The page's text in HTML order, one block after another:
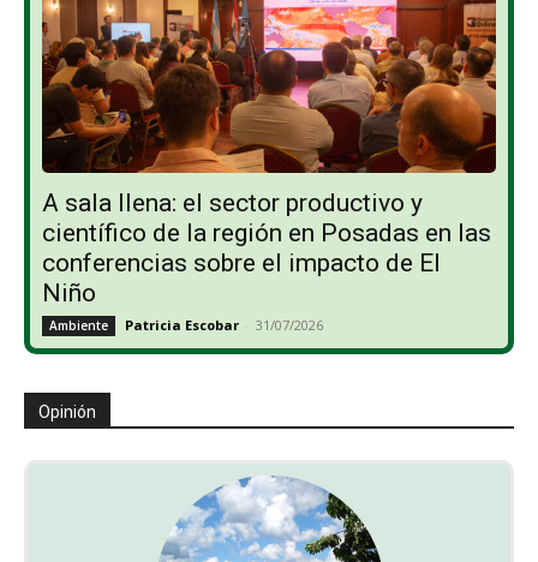
A sala llena: el sector productivo y
científico de la región en Posadas en las
conferencias sobre el impacto de El
Niño
Ambiente Patricia Escobar - 31/07/2026
Opinión